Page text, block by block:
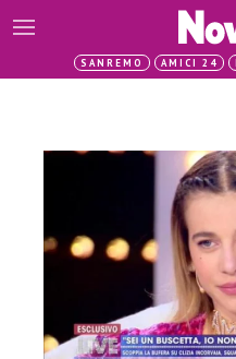
SANREMO AMICI 24